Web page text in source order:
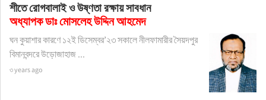
শীতে রোগবালাই ও উষ্ণতা রক্ষায় সাবধান
অধ্যাপক ডাঃ মোসলেহ উদ্দিন আহমেদ
ঘন কুয়াশার কারণে ১২ই ডিসেম্বর’২৩ সকালে নীলফামারীর সৈয়দপুর
বিমানবন্দরে উড়োজাহাজ ...
৩ years ago